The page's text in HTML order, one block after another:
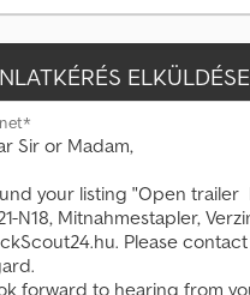
ELKÜLDÉSE